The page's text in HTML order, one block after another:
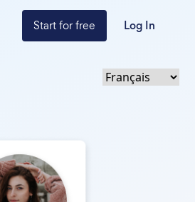
Start for free Log In